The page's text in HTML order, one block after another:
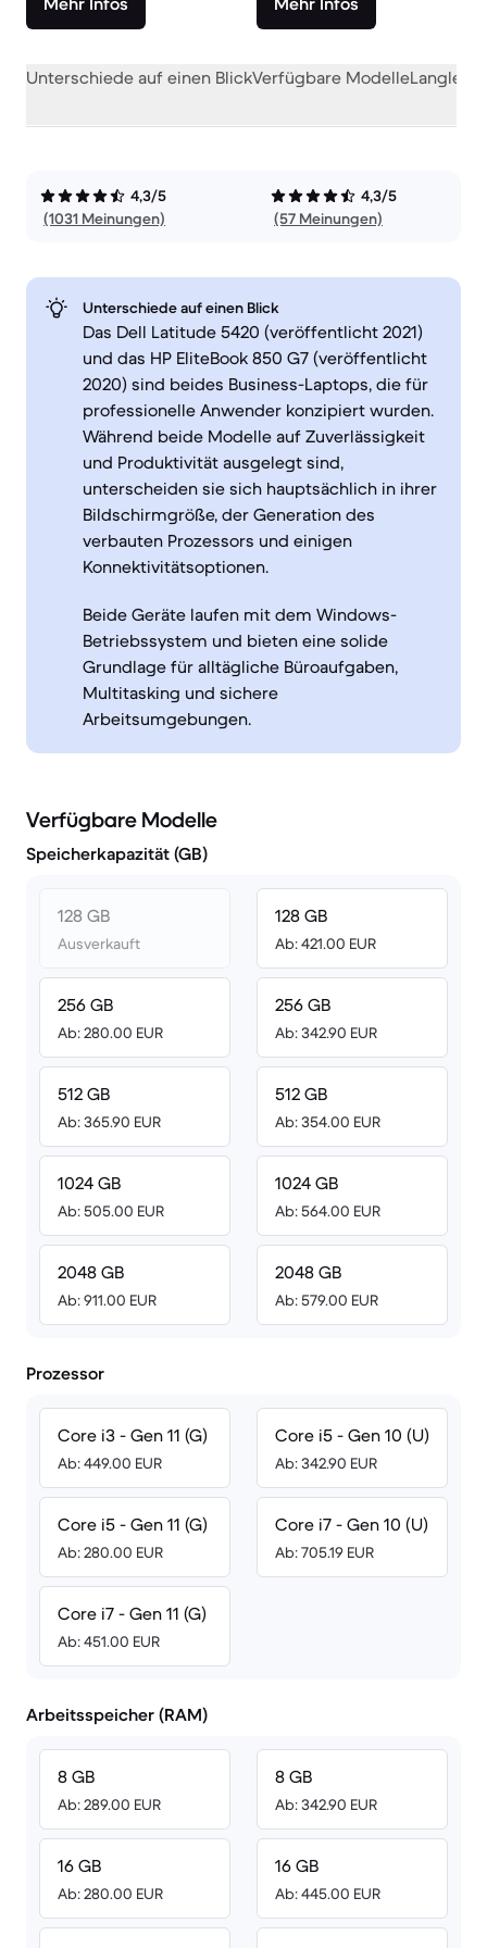
Unterschiede auf einen BlickVerfügbare Modelle
4,3/5
(1031 Meinungen)
4,3/5
(57 Meinungen)
Unterschiede auf einen Blick
Das Dell Latitude 5420 (veröffentlicht 2021)
und das HP EliteBook 850 G7 (veröffentlicht
2020) sind beides Business-Laptops, die für
professionelle Anwender konzipiert wurden.
Während beide Modelle auf Zuverlässigkeit
und Produktivität ausgelegt sind,
unterscheiden sie sich hauptsächlich in ihrer
Bildschirmgröße, der Generation des
verbauten Prozessors und einigen
Konnektivitätsoptionen.
Beide Geräte laufen mit dem Windows-
Betriebssystem und bieten eine solide
Grundlage für alltägliche Büroaufgaben,
Multitasking und sichere
Arbeitsumgebungen.
Verfügbare Modelle
Speicherkapazität (GB)
128 GB
Ausverkauft
256 GB
Ab: 280.00 EUR
512 GB
Ab: 365.90 EUR
1024 GB
Ab: 505.00 EUR
2048 GB
Ab: 911.00 EUR
128 GB
Ab: 421.00 EUR
256 GB
Ab: 342.90 EUR
512 GB
Ab: 354.00 EUR
1024 GB
Ab: 564.00 EUR
2048 GB
Ab: 579.00 EUR
Prozessor
Core i3 - Gen 11 (G)
Ab: 449.00 EUR
Core i5 - Gen 11 (G)
Ab: 280.00 EUR
Core i7 - Gen 11 (G)
Ab: 451.00 EUR
Core i5 - Gen 10 (U)
Ab: 342.90 EUR
Core i7 - Gen 10 (U)
Ab: 705.19 EUR
Arbeitsspeicher (RAM)
8 GB
Ab: 289.00 EUR
16 GB
Ab: 280.00 EUR
8 GB
Ab: 342.90 EUR
16 GB
Ab: 445.00 EUR